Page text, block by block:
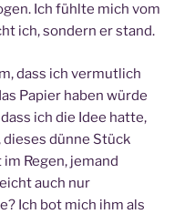
Ich fühlte mich vom
ich, sondern er stand.
dass ich vermutlich
Papier haben würde
ich die Idee hatte,
dünne Stück
Regen, jemand
auch nur
Ich bot mich ihm als